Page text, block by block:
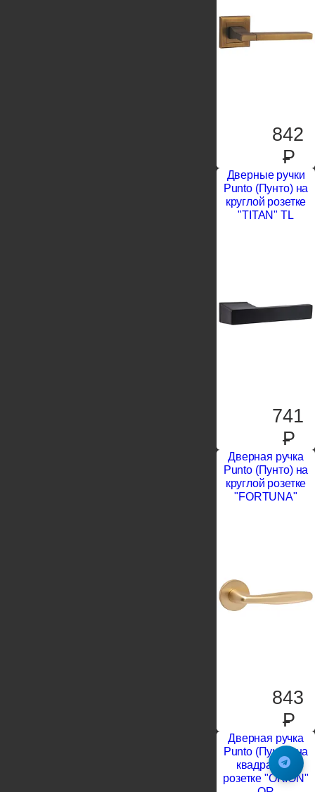
842
P
Дверные ручки
Punto (Пунто) на
круглой розетке
"TITAN" TL
741
P
Дверная ручка
Punto (Пунто) на
круглой розетке
"FORTUNA"
843
P
Дверная ручка
Punto (Пунто) на
квадратной
розетке "ORION"